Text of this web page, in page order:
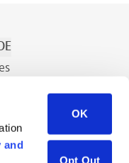
and
OK
Opt Out
renseignements
de ressources